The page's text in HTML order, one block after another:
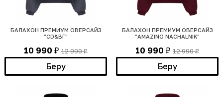
БАЛАХОН ПРЕМИУМ ОВЕРСАЙЗ
"CD&ВГ"
10 990 ₽ 12 990₽
Беру
БАЛАХОН ПРЕМИУМ ОВЕРСАЙЗ
"AMAZING NACHALNIK"
10 990 ₽ 12 990₽
Беру